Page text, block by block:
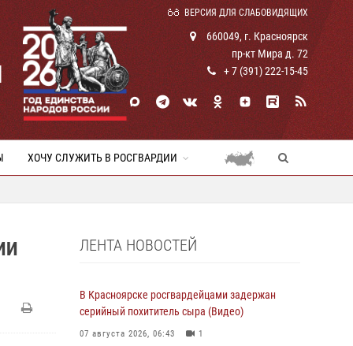
ВЕРСИЯ ДЛЯ СЛАБОВИДЯЩИХ
660049, г. Красноярск
пр-кт Мира д. 72
+ 7 (391) 222-15-45
ХОЧУ СЛУЖИТЬ В РОСГВАРДИИ
ЛЕНТА НОВОСТЕЙ
В Красноярске росгвардейцами задержан
серийный похититель сыра (Видео)
07 августа 2026, 06:43 1